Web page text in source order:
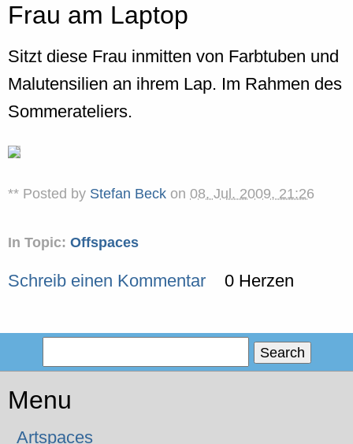
Frau am Laptop
Sitzt diese Frau inmitten von Farbtuben und
Malutensilien an ihrem Lap. Im Rahmen des
Sommerateliers.
** Posted by Stefan Beck on 08. Jul. 2009, 21:26
In Topic: Offspaces
Schreib einen Kommentar 0 Herzen
Menu
Artspaces
Home